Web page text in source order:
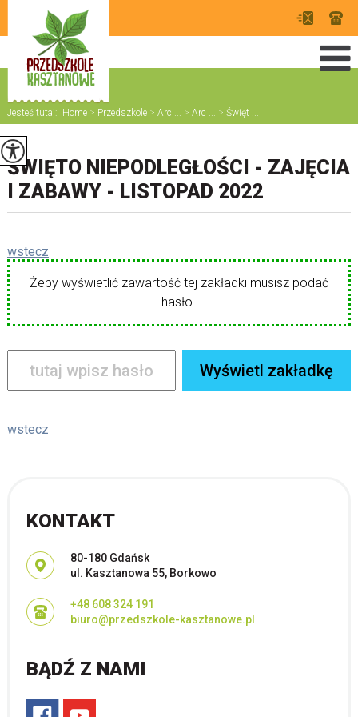
Jesteś tutaj: Home > Przedszkole > Arc ... > Arc ... > Święt ...
ŚWIĘTO NIEPODLEGŁOŚCI - ZAJĘCIA
I ZABAWY - LISTOPAD 2022
wstecz
Żeby wyświetlić zawartość tej zakładki musisz podać
hasło.
wstecz
KONTAKT
Adres pocztowy:
80-180 Gdańsk
ul. Kasztanowa 55, Borkowo
+48 608 324 191
biuro@przedszkole-kasztanowe.pl
BĄDŹ Z NAMI